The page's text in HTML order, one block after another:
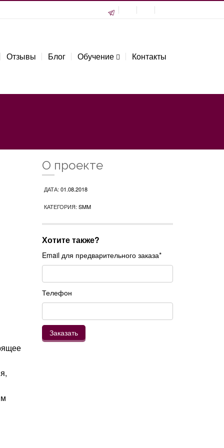
Отзывы Блог Обучение Контакты
О проекте
ДАТА: 01.08.2018
КАТЕГОРИЯ: SMM
Хотите также?
Email для предварительного заказа*
Телефон